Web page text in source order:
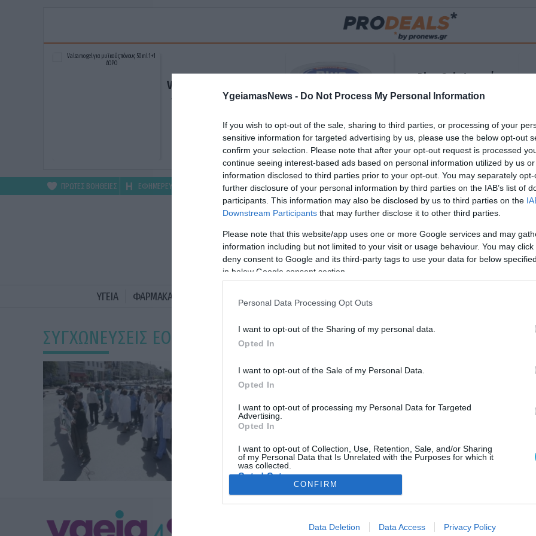
YgeiamasNews - Do Not Process My Personal Information
If you wish to opt-out of the sale, sharing to third parties, or processing of your
sensitive information for targeted advertising by us, please use the below opt-out
confirm your selection. Please note that after your opt-out request is processed
continue seeing interest-based ads based on personal information utilized by us
information disclosed to third parties prior to your opt-out. You may separately
further disclosure of your personal information by third parties on the IAB’s list of
participants. This information may also be disclosed by us to third parties on the
Downstream Participants that may further disclose it to other third parties.
Please note that this website/app uses one or more Google services and may
information including but not limited to your visit or usage behaviour. You may
deny consent to Google and its third-party tags to use your data for below
in below Google consent section.
Personal Data Processing Opt Outs
I want to opt-out of the Sharing of my personal data.
Opted In
I want to opt-out of the Sale of my Personal Data.
Opted In
I want to opt-out of processing my Personal Data for Targeted
Advertising.
Opted In
I want to opt-out of Collection, Use, Retention, Sale, and/or Sharing
of my Personal Data that Is Unrelated with the Purposes for which it
was collected.
Opted Out
Google consents
I want to allow Google to enable storage related to advertising like cookies on
CONFIRM
Data Deletion Data Access Privacy Policy
Valsamo gel για μυϊκούς
πόνους 50ml 1+1 ΔΩΡΟ
ΑΓΟΡΑΣΕ ΤΟ
Blue Gel: Φυσική
ανακούφιση & χαλάρωση
ΑΓΟΡΑΣΕ ΤΟ
ΠΡΩΤΕΣ ΒΟΗΘΕΙΕΣ ΕΦΗΜΕΡΕΥΟΝΤΑ ΦΑΡΜΑΚΕΙΑ
ΥΓΕΙΑ ΦΑΡΜΑΚΑ ΔΙΑΤΡΟΦΗ ΑΣΘΕΝΕΙΕΣ ΨΥΧΟΛΟΓΙΑ
ΣΥΓΧΩΝΕΥΣΕΙΣ ΕΟΠΥΥ
ΥΓΕΙΑ & ΠΟΛΙΤΙΚΗ
Σενάρια για τις συγχωνεύσεις ΕΟΠΥΥ
μία φορά στο τραπέζι των συζητήσεων. Τρία σενάρια που
τον τρόπο λειτουργίας του μελετούν οι αρμόδιοι στο υπουργείο
με σχέση εργασίας αορίστου χρόνου στο ΕΣΥ για τη στελέχωση
Κέντρων Υγείας […]
01.10.2013 10:01
ΦΑΡΜΑΚΑ